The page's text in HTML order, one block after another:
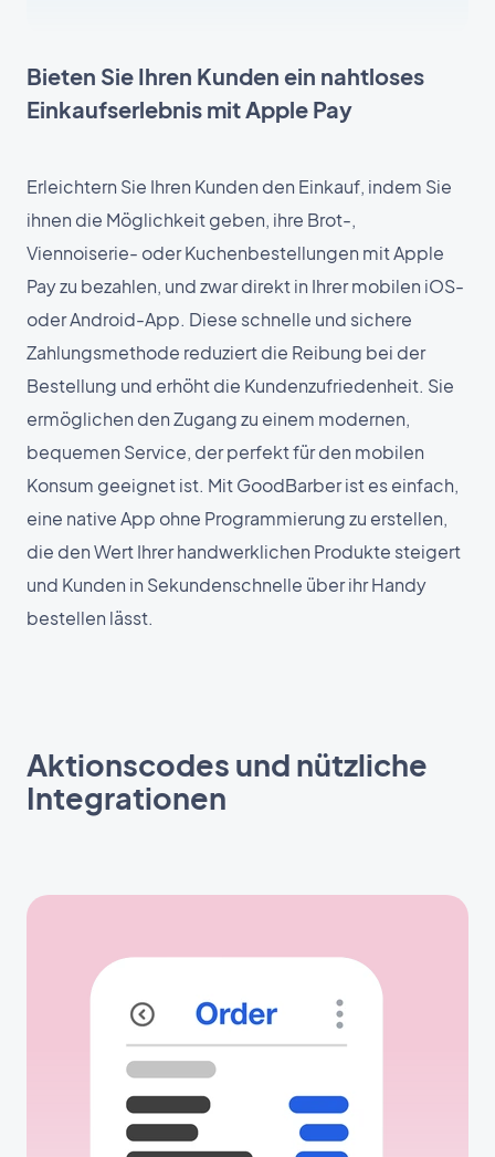
Bieten Sie Ihren Kunden ein nahtloses
Einkaufserlebnis mit Apple Pay
Erleichtern Sie Ihren Kunden den Einkauf, indem Sie
ihnen die Möglichkeit geben, ihre Brot-,
Viennoiserie- oder Kuchenbestellungen mit Apple
Pay zu bezahlen, und zwar direkt in Ihrer mobilen iOS-
oder Android-App. Diese schnelle und sichere
Zahlungsmethode reduziert die Reibung bei der
Bestellung und erhöht die Kundenzufriedenheit. Sie
ermöglichen den Zugang zu einem modernen,
bequemen Service, der perfekt für den mobilen
Konsum geeignet ist. Mit GoodBarber ist es einfach,
eine native App ohne Programmierung zu erstellen,
die den Wert Ihrer handwerklichen Produkte steigert
und Kunden in Sekundenschnelle über ihr Handy
bestellen lässt.
Aktionscodes und nützliche
Integrationen